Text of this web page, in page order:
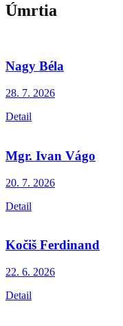
Úmrtia
Nagy Béla
28. 7. 2026
Detail
Mgr. Ivan Vágo
20. 7. 2026
Detail
Kočiš Ferdinand
22. 6. 2026
Detail